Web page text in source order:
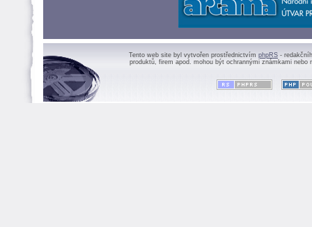
Tento web site byl vytvořen prostřednictvím phpRS -
produktů, firem apod. mohou být ochrannými známkami